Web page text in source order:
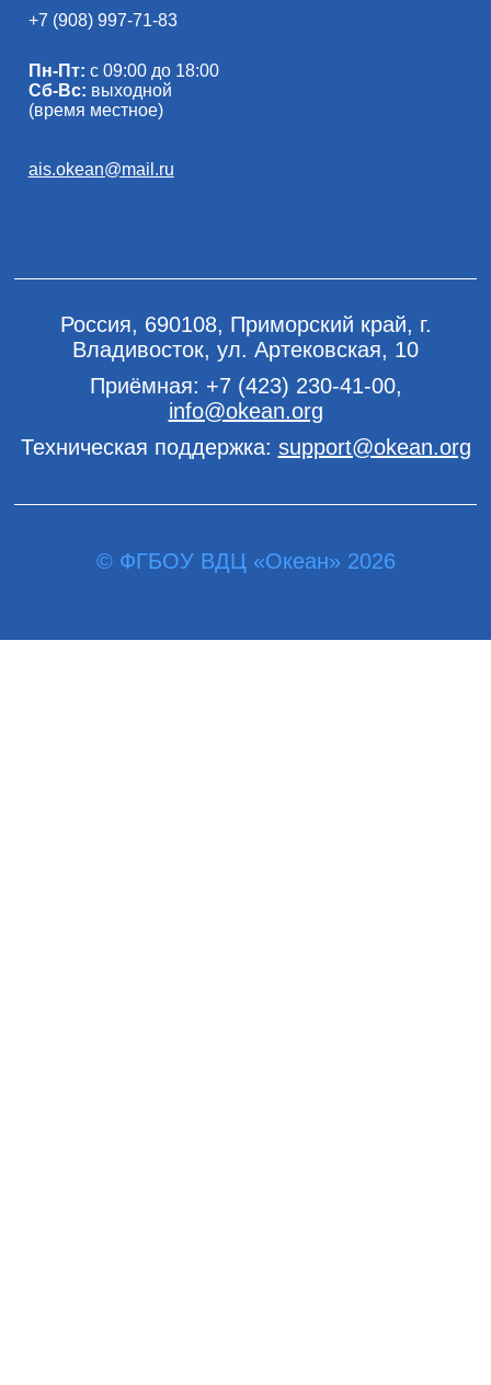
+7 (908) 997-71-83
Пн-Пт: с 09:00 до 18:00
Сб-Вс: выходной
(время местное)
ais.okean@mail.ru
Россия, 690108, Приморский край, г.
Владивосток, ул. Артековская, 10
Приёмная: +7 (423) 230-41-00,
info@okean.org
Техническая поддержка: support@okean.org
© ФГБОУ ВДЦ «Океан» 2026